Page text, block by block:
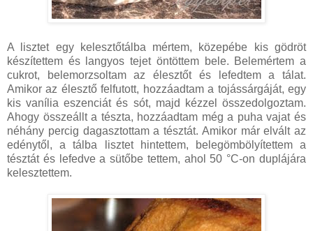
A lisztet egy kelesztőtálba mértem, közepébe kis gödröt
készítettem és langyos tejet öntöttem bele. Belemértem a
cukrot, belemorzsoltam az élesztőt és lefedtem a tálat.
Amikor az élesztő felfutott, hozzáadtam a tojássárgáját, egy
kis vanília eszenciát és sót, majd kézzel összedolgoztam.
Ahogy összeállt a tészta, hozzáadtam még a puha vajat és
néhány percig dagasztottam a tésztát. Amikor már elvált az
edénytől, a tálba lisztet hintettem, belegömbölyítettem a
tésztát és lefedve a sütőbe tettem, ahol 50 °C-on duplájára
kelesztettem.